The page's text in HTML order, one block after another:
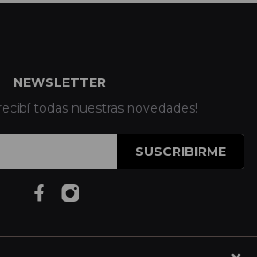
NEWSLETTER
todas nuestras novedades!
SUSCRIBIRME